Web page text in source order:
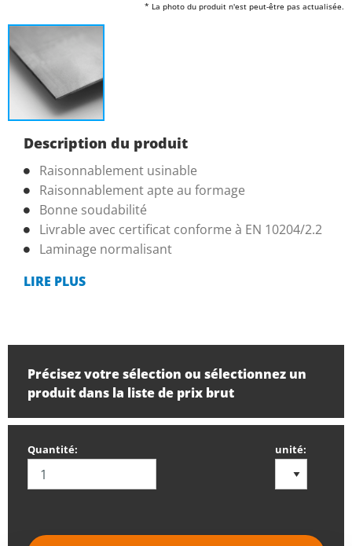
* La photo du produit n'est peut-être pas actualisée.
Description du produit
Raisonnablement usinable
Raisonnablement apte au formage
Bonne soudabilité
Livrable avec certificat conforme à EN 10204/2.2
Laminage normalisant
LIRE PLUS
Précisez votre sélection ou sélectionnez un
produit dans la liste de prix brut
Quantité: unité: